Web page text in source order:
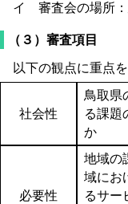
イ 審査会の場所：
（３）審査項目
以下の観点に重点を
社会性
鳥取県
る課題
か
必要性
地域の
域にお
るサー